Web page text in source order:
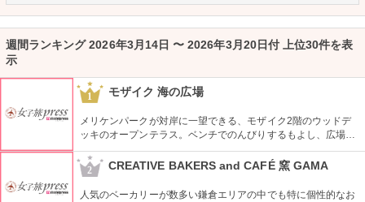
週間ランキング 2026年3月14日 〜 2026年3月20日付 上位30件を表
示
1 モザイク 海の広場
メリケンパークが対岸に一望できる、モザイク2階のウッドデ
ッキのオープンテラス。ベンチでのんびりするもよし、広場横
のレストランで美味しい料理に舌鼓を打つも又よし。神戸なら
ではの画になる夜景を見るには最高のスポット。
2 CREATIVE BAKERS and CAFÉ 窯 GAMA
人気のベーカリーが数多い鎌倉エリアの中でも特に個性的なお